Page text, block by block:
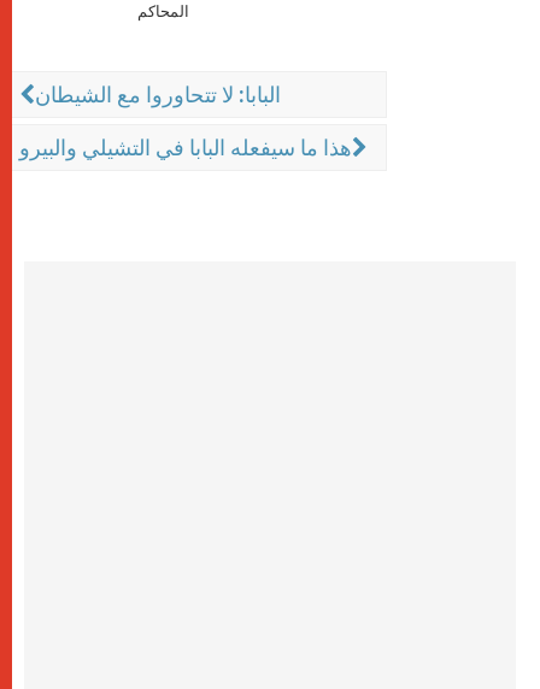
المحاكم
البابا: لا تتحاوروا مع الشيطان
هذا ما سيفعله البابا في التشيلي والبيرو